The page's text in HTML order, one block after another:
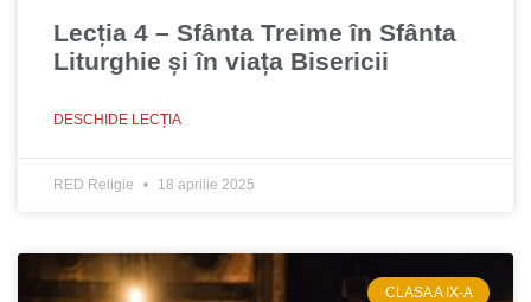
Lecția 4 – Sfânta Treime în Sfânta
Liturghie şi în viața Bisericii
DESCHIDE LECȚIA
RED Religie 18 aprilie 2025
CLASA A IX-A